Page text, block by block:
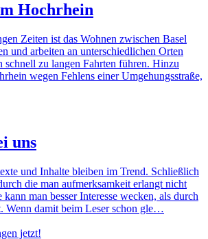
Hochrhein
Zeiten ist das Wohnen zwischen Basel
und arbeiten an unterschiedlichen Orten
schnell zu langen Fahrten führen. Hinzu
wegen Fehlens einer Umgehungsstraße,
uns
und Inhalte bleiben im Trend. Schließlich
die man aufmerksamkeit erlangt nicht
man besser Interesse wecken, als durch
Wenn damit beim Leser schon gle…